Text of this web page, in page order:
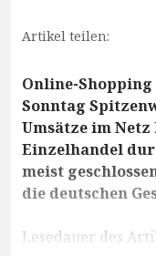
Artikel teilen:
Online-
Sonntag
Umsätze im
Einzelhandel
meist
die deutschen
Lesedauer des